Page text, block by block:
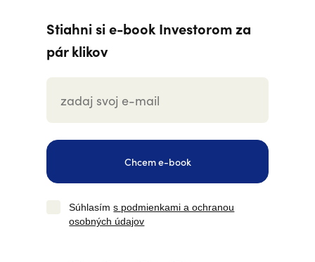
Stiahni si e-book Investorom za
pár klikov
Chcem e-book
Súhlasíms podmienkami a ochranou
osobných údajov